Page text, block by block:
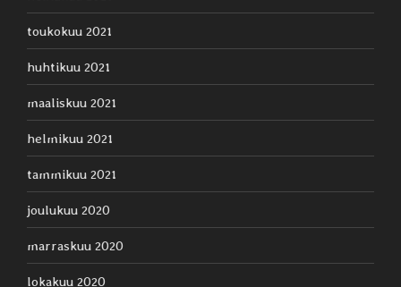
toukokuu 2021
huhtikuu 2021
maaliskuu 2021
helmikuu 2021
tammikuu 2021
joulukuu 2020
marraskuu 2020
lokakuu 2020